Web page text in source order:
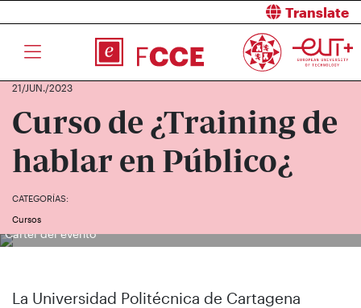
Translate
21/JUN./2023
Curso de ¿Training de
hablar en Público¿
CATEGORÍAS:
Cursos
Cartel del evento
La Universidad Politécnica de Cartagena